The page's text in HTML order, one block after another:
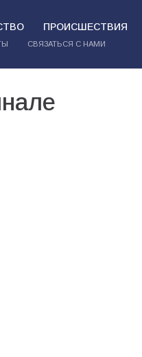
ПРОИСШЕСТВИЯ
СВЯЗАТЬСЯ С НАМИ